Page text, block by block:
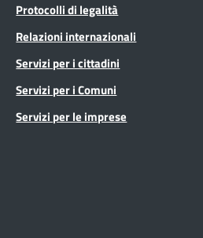
Protocolli di legalità
Relazioni internazionali
Servizi per i cittadini
Servizi per i Comuni
Servizi per le imprese